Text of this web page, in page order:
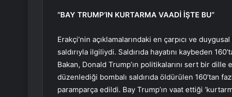
“BAY TRUMP’IN KURTARMA VAADİ İŞTE BU”
Erakçi’nin açıklamalarındaki en çarpıcı ve
saldırıyla ilgiliydi. Saldırıda hayatını kaybeden
Bakan, Donald Trump’ın politikalarını sert bir
düzenlediği bombalı saldırıda öldürülen 160’tan
paramparça edildi. Bay Trump’ın vaat ettiği